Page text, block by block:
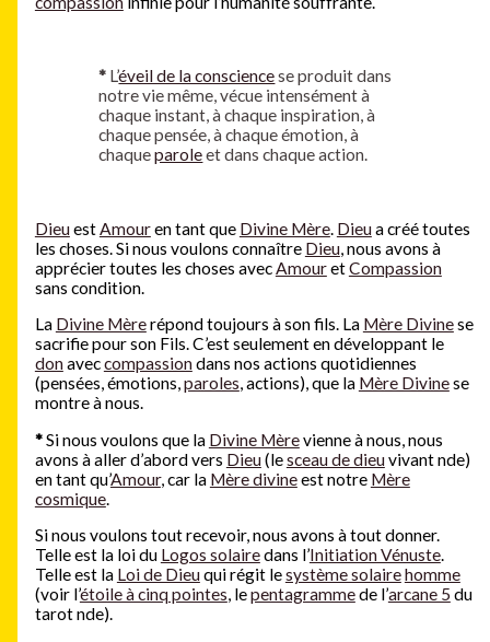
* L’éveil de la consciencese produit dans
notre vie même, vécue intensément à
chaque instant, à chaque inspiration, à
chaque pensée, à chaque émotion, à
chaqueparoleet dans chaque action.
DieuestAmouren tant que Divine Mère. Dieua créé toutes
les choses. Si nous voulons connaître Dieu, nous avons à
apprécier toutes les choses avecAmouretCompassion
sans condition.
La Divine Mèrerépond toujours à son fils. La Mère Divinese
sacrifie pour son Fils. C’est seulement en développant le
donaveccompassiondans nos actions quotidiennes
(pensées, émotions,paroles, actions), que la Mère Divinese
montre à nous.
*Si nous voulons que la Divine Mèrevienne à nous, nous
avons à aller d’abord vers Dieu(lesceau de dieuvivant nde)
en tant qu’Amour, car la Mère divineest notre Mère
cosmique.
Si nous voulons tout recevoir, nous avons à tout donner.
Telle est la loi du Logos solairedans l’Initiation Vénuste.
Telle est la Loi de Dieuqui régit lesystème solairehomme
(voir l’étoile à cinq pointes, lepentagrammede l’arcane 5 du
tarot nde).